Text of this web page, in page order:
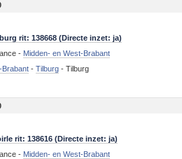
rit: 138668 (Directe inzet: ja)
- Midden- en West-Brabant
Brabant -Tilburg -Tilburg
rit: 138616 (Directe inzet: ja)
- Midden- en West-Brabant